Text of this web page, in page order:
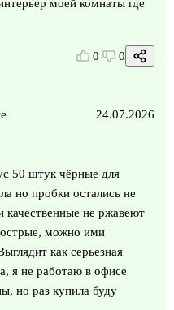
моей комнаты где
0 0
24.07.2026
50 штук чёрные для
но пробки остались не
качественные не ржавеют
острые, можно ими
как серьезная
я не работаю в офисе
но раз купила буду